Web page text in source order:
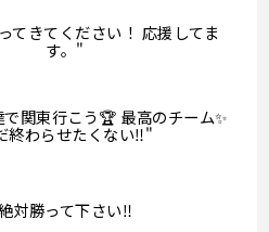
てきてください！ 応援してま
す。"
関東行こう🏆 最高のチーム✨
終わらせたくない‼️"
対勝って下さい‼️